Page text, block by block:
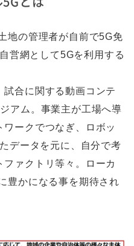
地の管理者が自前で5G免
営網として5Gを利用する
試合に関する動画コンテ
アム。事業主が工場へ導
ワークでつなぎ、ロボッ
データを元に、自分で考
ファクトリ等々。ローカ
豊かになる事を期待され